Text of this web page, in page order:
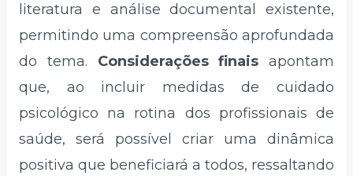
literatura e análise documental existente,
permitindo uma compreensão aprofundada
do tema. Considerações finais apontam
que, ao incluir medidas de cuidado
psicológico na rotina dos profissionais de
saúde, será possível criar uma dinâmica
positiva que beneficiará a todos, ressaltando